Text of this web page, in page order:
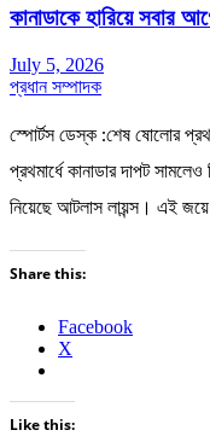
কানাডাকে হারিয়ে সবার
July 5, 2026
প্রধান সম্পাদক
স্পোর্টস ডেস্ক :শেষ ষোলোর
প্রথমার্ধে কানাডার দাপট
নিয়েছে আটলাস লায়ন্স। এই জয়ে
Share this:
Facebook
X
Like this: